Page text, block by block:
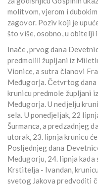
molitvom, vjerom i
zagovor. Poziv koji je
što više, osobno, u obitelji
Inače, prvog dana
predmolili župljani iz
Vionice, a sutra članovi
Međugorja. Četvrtog
krunicu predmole župljani
Međugorja. U nedjelju
sela. U ponedjeljak, 22
Šurmanca, a predzadnjeg
utorak, 23. lipnja krunicu
Posljednjeg dana
Međugorju, 24. lipnja kada
Krstitelja - Ivandan,
svetog Jakova predvoditi